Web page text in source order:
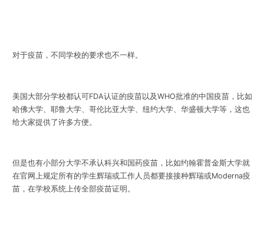
对于疫苗，不同学校的要求也不一样。
美国大部分学校都认可FDA认证的疫苗以及WHO批准的中国疫苗，比如
哈佛大学、耶鲁大学、哥伦比亚大学、纽约大学、华盛顿大学等，这也
给大家提供了许多方便。
但是也有小部分大学不承认科兴和国药疫苗，比如约翰霍普金斯大学就
在官网上规定所有的学生辉瑞或工作人员都要接接种辉瑞或Moderna疫
苗，在学校系统上传全部疫苗证明。